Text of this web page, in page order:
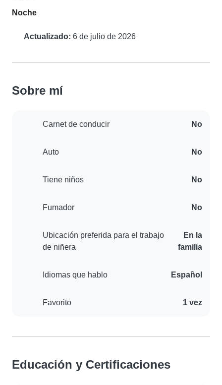
Noche
Actualizado: 6 de julio de 2026
Sobre mí
Carnet de conducir No
Auto No
Tiene niños No
Fumador No
Ubicación preferida para el trabajo
de niñera
En la
familia
Idiomas que hablo Español
Favorito 1 vez
Educación y Certificaciones